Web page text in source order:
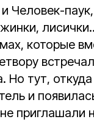
Человек-
которые
Но тут,
и
приглашали